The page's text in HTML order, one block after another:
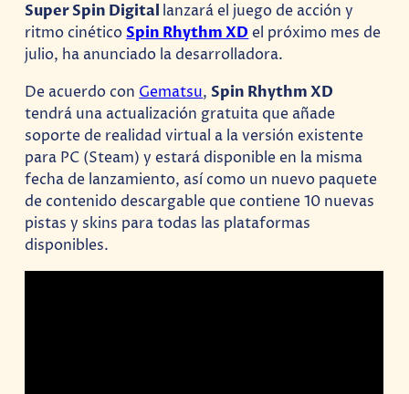
Super Spin Digital lanzará el juego de acción y
ritmo cinéticoSpin Rhythm XDel próximo mes de
julio, ha anunciado la desarrolladora.
De acuerdo con Gematsu,Spin Rhythm XD
tendrá una actualización gratuita que añade
soporte de realidad virtual a la versión existente
para PC (Steam) y estará disponible en la misma
fecha de lanzamiento, así como un nuevo paquete
de contenido descargable que contiene 10 nuevas
pistas y skins para todas las plataformas
disponibles.